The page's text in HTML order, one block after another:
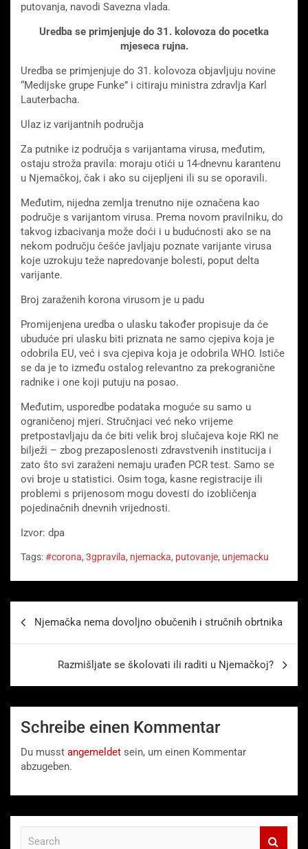
putovanja, navodi Savezna vlada.
Uredba se primjenjuje do 31. kolovoza do pocetka
mjeseca rujna.
Uredba se primjenjuje do 31. kolovoza objavljuju novine
“Medijske grupe Funke” i citiraju ministra zdravlja Karl
Lauterbacha.
Ulaz iz varijantnih područja
Za putnike iz područja s varijantama virusa, međutim,
ostaju stroža pravila: moraju otići u 14-dnevnu karantenu
u Njemačkoj, čak i ako su cijepljeni ili su se oporavili.
Međutim, nijedna zemlja trenutno nije označena kao
područje s varijantom virusa. Prema novom pravilniku, do
takvog izbacivanja može doći i u budućnosti ako se na
nekom području češće javljaju poznate varijante virusa
koje uzrokuju teže napredovanje bolesti, poput delta
varijante.
Broj zaraženih korona virusom je u padu
Promijenjena uredba o ulasku također propisuje da će
ubuduće pri ulasku biti priznata ne samo cjepiva koja je
odobrila EU, već i sva cjepiva koja je odobrila WHO. Ističe
se da je to između ostalog relevantno za prekogranične
radnike i one koji putuju na posao.
Međutim, usporedbe podataka moguće su samo u
ograničenoj mjeri. Stručnjaci već neko vrijeme
pretpostavljaju da će biti velik broj slučajeva koje RKI ne
bilježi – zbog prezaposlenosti zdravstvenih institucija i
zato što svi zaraženi nemaju urađen PCR test. Samo se
ovi broje u statistici. Osim toga, kasne registracije ili
problemi s prijenosom mogu dovesti do izobličenja
pojedinačnih dnevnih vrijednosti.
Izvor: dpa
Tags:#corona, 3gpravila, njemacka, putovanje, unjemacku
Njemačka nema dovoljno obučenih i stručnih obrtnika
Razmišljate se školovati ili raditi u Njemačkoj?
Schreibe einen Kommentar
Du musst angemeldet sein, um einen Kommentar
abzugeben.